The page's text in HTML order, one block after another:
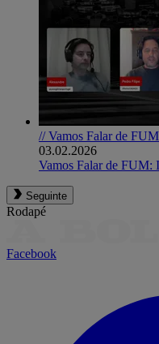
// Vamos Falar de
03.02.2026
Vamos Falar de FUM:
Seguinte
Rodapé
Facebook